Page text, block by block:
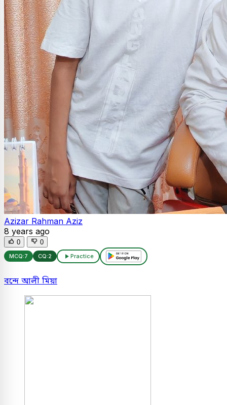
Azizar Rahman Aziz
8 years ago
0 0
MCQ:7 CQ:2 Practice
বন্দে আলী মিয়া